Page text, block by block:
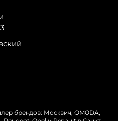
брендов: Москвич, OMODA,